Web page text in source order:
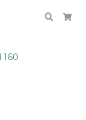
Search
160